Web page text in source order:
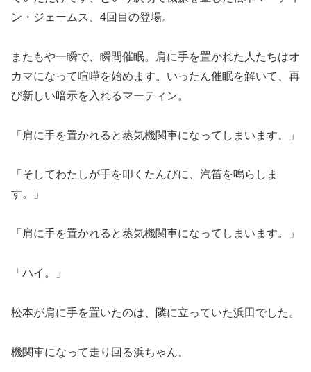
ン・ジェームス、4回目の登場。
またもや一瞬で、瞬間催眠。肩に手を置かれた人たちはオ
カマになって喧嘩を始めます。いったん催眠を解いて、再
び新しい暗示を入れるマーティン。
「肩に手を置かれると蒸気機関車になってしまいます。」
「そしてわたしが手を叩くたんびに、汽笛を鳴らしま
す。」
「肩に手を置かれると蒸気機関車になってしまいます。」
「ハイ。」
松本が肩に手を置いたのは、隣に立っていた浜田でした。
機関車になって走り回る浜ちゃん。